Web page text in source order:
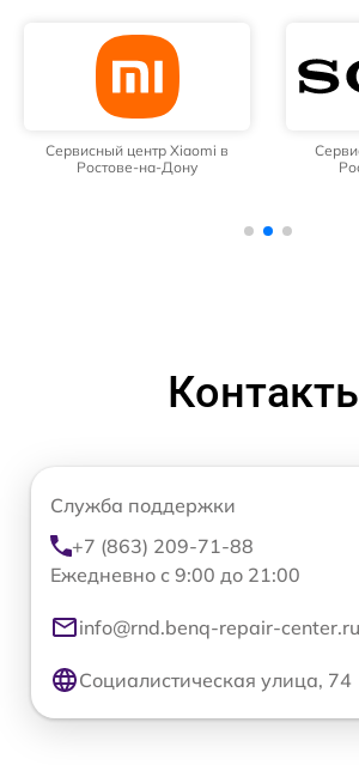
Сервисный центр Xiaomi в
Ростове-на-Дону
Служба поддержки
+7 (863) 209-71-88
Ежедневно с 9:00 до 21:00
info@rnd.benq-repair-center.ru
Социалистическая улица, 74